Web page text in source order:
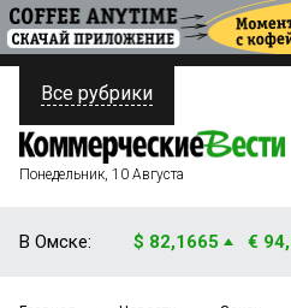
ПОЛИТИКА
ФИНАНСЫ
Все рубрики
Понедельник, 10 Августа
В Омске: $ 82,1665 €